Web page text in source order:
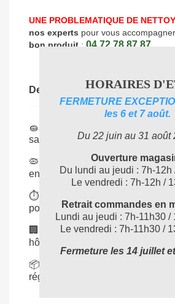
UNE PROBLEMATIQUE DE
nos experts pour vous
bon produit : 04 72 78 87 87
Description
🧽
sans préparation nécessaire.
🦠 Hygiène renforcée: nettoient
en un seul geste.
⏱
pour l’entretien quotidien.
🏢 Usage polyvalent: adaptées
hôpitaux, bureaux et commerces.
📦
:
régulier professionnel.
HORAIRES
FERMETURE
les 6 et 7 août.
Du 22 juin au 31 août
Ouverture
Du lundi au jeudi : 7h-12h
Le vendredi : 7h-12h /
Retrait commandes en
Lundi au jeudi : 7h-11h30 /
Le vendredi : 7h-11h30 /
Fermeture les 14 juillet